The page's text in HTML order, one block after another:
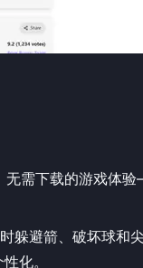
无需下载的游戏体
躲避箭、破坏球和
化。